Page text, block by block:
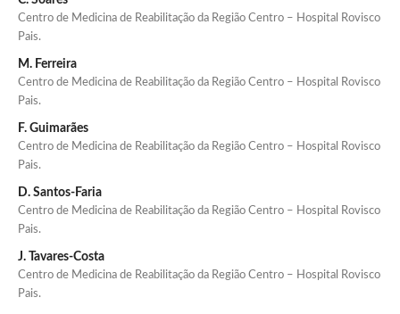
Centro de Medicina de Reabilitação da Região Centro – Hospital Rovisco
Pais.
M. Ferreira
Centro de Medicina de Reabilitação da Região Centro – Hospital Rovisco
Pais.
F. Guimarães
Centro de Medicina de Reabilitação da Região Centro – Hospital Rovisco
Pais.
D. Santos-Faria
Centro de Medicina de Reabilitação da Região Centro – Hospital Rovisco
Pais.
J. Tavares-Costa
Centro de Medicina de Reabilitação da Região Centro – Hospital Rovisco
Pais.